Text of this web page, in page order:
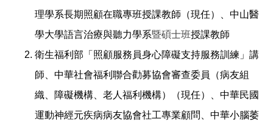
理學系長期照顧在職專班授課教師 （現任）
、中山醫
學大學語言治療與聽力學系暨碩士班授課教師
衛生福利部「照顧服務員身心障礙支持服務訓練」講
師、中華社會福利聯合勸募協會審查委員（病友組
織、障礙機構、老人福利機構）（現任）、中華民國
運動神經元疾病病友協會社工專業顧問、中華小腦萎